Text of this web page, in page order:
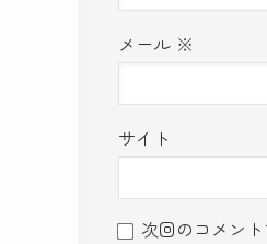
メール ※
サイト
次回のコメン